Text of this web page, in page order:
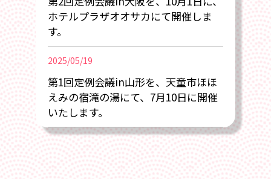
ホテルプラザオオサカにて開催しま
す。
2025/05/19
第1回定例会議in山形を、天童市ほほ
えみの宿滝の湯にて、7月10日に開催
いたします。
2025/02/22
4月17日、2025年総会を全国旅館会館
にて開催します